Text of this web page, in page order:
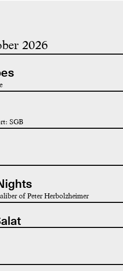
2026
SGB
of Peter Herbolzheimer